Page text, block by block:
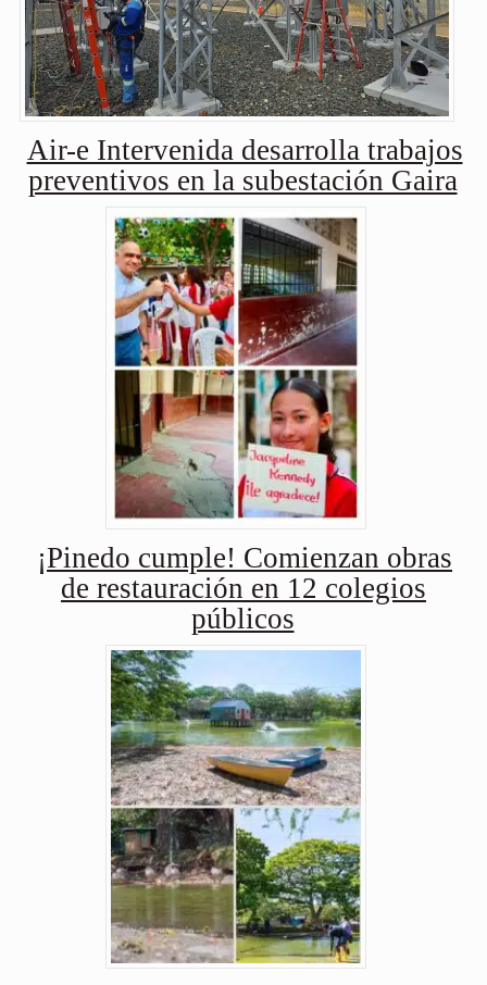
Air-e Intervenida desarrolla trabajos
preventivos en la subestación Gaira
¡Pinedo cumple! Comienzan obras
de restauración en 12 colegios
públicos